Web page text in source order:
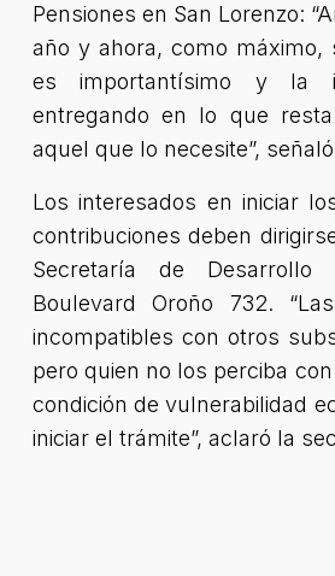
Pensiones en San Lorenzo:
año y ahora, como máximo,
es importantísimo y la
entregando en lo que
aquel que lo necesite”,
Los interesados en iniciar
contribuciones deben
Secretaría de
Boulevard Oroño 732.
incompatibles con otros
pero quien no los perciba
condición de vulnerabilidad
iniciar el trámite”, aclaró la